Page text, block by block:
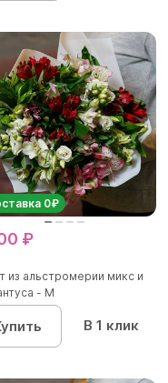
0₽
₽
из альстромерии микс и
- М
В 1 клик